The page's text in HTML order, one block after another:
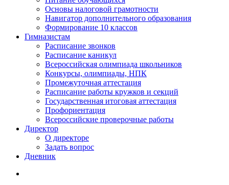
Основы налоговой грамотности
Навигатор дополнительного образования
Формирование 10 классов
Гимназистам
Расписание звонков
Расписание каникул
Всероссийская олимпиада школьников
Конкурсы, олимпиады, НПК
Промежуточная аттестация
Расписание работы кружков и секций
Государственная итоговая аттестация
Профориентация
Всероссийские проверочные работы
Директор
О директоре
Задать вопрос
Дневник